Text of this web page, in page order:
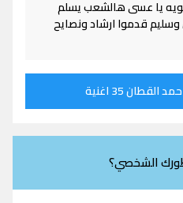
يا عسى هالشعب يسلم
قدموا ارشاد ونصايح
35 اغنية
الشخصي؟